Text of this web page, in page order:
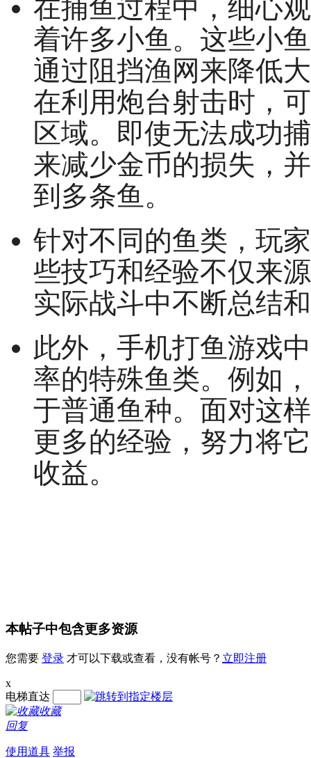
在捕鱼过程中，细心
着许多小鱼。这些小
通过阻挡渔网来降低
在利用炮台射击时，
区域。即使无法成功
来减少金币的损失，
到多条鱼。
针对不同的鱼类，玩
些技巧和经验不仅来
实际战斗中不断总结
此外，手机打鱼游戏
率的特殊鱼类。例如
于普通鱼种。面对这
更多的经验，努力将
收益。
本帖子中包含更多资源
您需要 登录 才可以下载或查看，没有帐号？ 立即注册
x
电梯直达
收藏
回复
使用道具 举报